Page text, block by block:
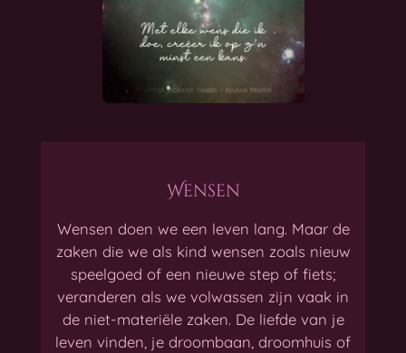
Wensen
Wensen doen we een leven lang. Maar de
zaken die we als kind wensen zoals nieuw
speelgoed of een nieuwe step of fiets;
veranderen als we volwassen zijn vaak in
de niet-materiële zaken. De liefde van je
leven vinden, je droombaan, droomhuis of